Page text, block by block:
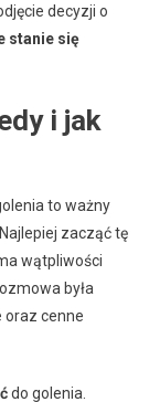
decyzji o
stanie się
i jak
to ważny
zacząć tę
wątpliwości
była
oraz cenne
do golenia.